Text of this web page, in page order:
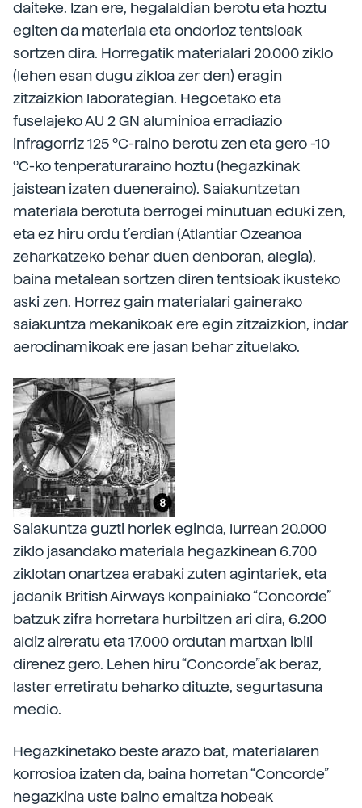
daiteke. Izan ere, hegalaldian berotu eta hoztu
egiten da materiala eta ondorioz tentsioak
sortzen dira. Horregatik materialari 20.000 ziklo
(lehen esan dugu zikloa zer den) eragin
zitzaizkion laborategian. Hegoetako eta
fuselajeko AU 2 GN aluminioa erradiazio
infragorriz 125 ºC-raino berotu zen eta gero -10
ºC-ko tenperaturaraino hoztu (hegazkinak
jaistean izaten dueneraino). Saiakuntzetan
materiala berotuta berrogei minutuan eduki zen,
eta ez hiru ordu t’erdian (Atlantiar Ozeanoa
zeharkatzeko behar duen denboran, alegia),
baina metalean sortzen diren tentsioak ikusteko
aski zen. Horrez gain materialari gainerako
saiakuntza mekanikoak ere egin zitzaizkion, indar
aerodinamikoak ere jasan behar zituelako.
Saiakuntza guzti horiek eginda, lurrean 20.000
ziklo jasandako materiala hegazkinean 6.700
ziklotan onartzea erabaki zuten agintariek, eta
jadanik British Airways konpainiako “Concorde”
batzuk zifra horretara hurbiltzen ari dira, 6.200
aldiz aireratu eta 17.000 ordutan martxan ibili
direnez gero. Lehen hiru “Concorde”ak beraz,
laster erretiratu beharko dituzte, segurtasuna
medio.
Hegazkinetako beste arazo bat, materialaren
korrosioa izaten da, baina horretan “Concorde”
hegazkina uste baino emaitza hobeak